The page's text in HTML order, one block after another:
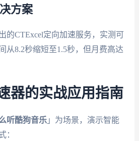
方案
的CTExcel定向加速服务，实测可
从8.2秒缩短至1.5秒，但月费高达
器的实战应用指南
听酷狗音乐」为场景，演示智能
：